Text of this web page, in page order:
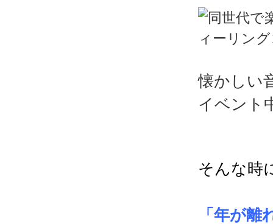
懐かしい
イベント
そんな時
「年が